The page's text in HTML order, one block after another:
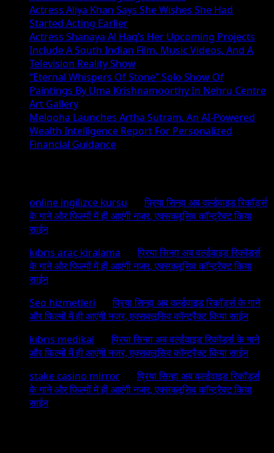
Actress Aliya Khan Says She Wishes She Had
Started Acting Earlier
Actress Shanaya Al Haq’s Her Upcoming Projects
Include A South Indian Film, Music Videos, And A
Television Reality Show
“Eternal Whispers Of Stone” Solo Show Of
Paintings By Uma Krishnamoorthy In Nehru Centre
Art Gallery
Melooha Launches Artha Sutram, An AI-Powered
Wealth Intelligence Report For Personalized
Financial Guidance
online ingilizce kursu onप्रिया सिन्हा अब वर्ल्डवाइड रिकॉर्ड्स
के गाने और फिल्मों में ही आएंगी नजर, एक्सक्लूसिव कॉन्ट्रैक्ट किया
साईन
kıbrıs araç kiralama onप्रिया सिन्हा अब वर्ल्डवाइड रिकॉर्ड्स
के गाने और फिल्मों में ही आएंगी नजर, एक्सक्लूसिव कॉन्ट्रैक्ट किया
साईन
Seo hizmetleri onप्रिया सिन्हा अब वर्ल्डवाइड रिकॉर्ड्स के गाने
और फिल्मों में ही आएंगी नजर, एक्सक्लूसिव कॉन्ट्रैक्ट किया साईन
kıbrıs medikal onप्रिया सिन्हा अब वर्ल्डवाइड रिकॉर्ड्स के गाने
और फिल्मों में ही आएंगी नजर, एक्सक्लूसिव कॉन्ट्रैक्ट किया साईन
stake casino mirror onप्रिया सिन्हा अब वर्ल्डवाइड रिकॉर्ड्स
के गाने और फिल्मों में ही आएंगी नजर, एक्सक्लूसिव कॉन्ट्रैक्ट किया
साईन